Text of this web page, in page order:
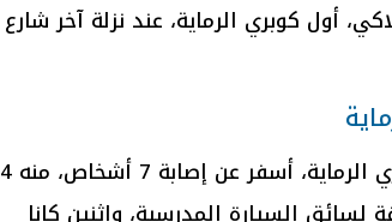
أول كوبري الرماية، عند نزلة آخر شارع
وكشفت المعاينة المبدئية لـ حادث كوبري الرماية، أسفر عن إصابة 7 أشخاص، منه 4
لسائق السيارة المدرسية، واثنين كانا